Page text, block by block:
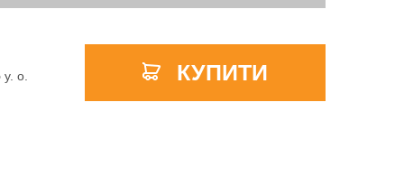
APPLE IPHONE 16
APPLE PENCIL ДЛЯ IPAD
APPLE TV 4K
y. о. КУПИТИ